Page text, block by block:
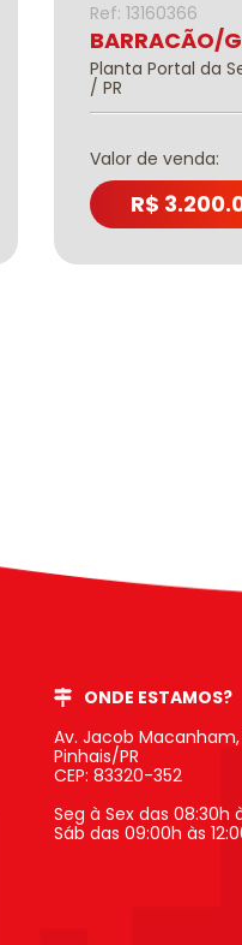
Ref: 13160366
BARRACÃO/
Planta Portal da
/ PR
Valor de venda:
R$
ONDE ESTAMOS?
Av. Jacob Macanham,
Pinhais/PR
CEP: 83320-352
Seg à Sex das 08:30h
Sáb das 09:00h às